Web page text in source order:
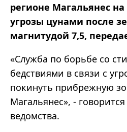
регионе Магальянес
угрозы цунами после
магнитудой 7,5,
«Служба по борьбе со
бедствиями в связи с
покинуть прибрежную
Магальянес», -
ведомства.